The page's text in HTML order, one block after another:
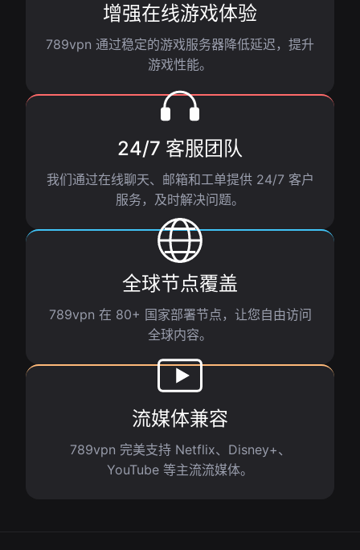
增强在线游戏体验
789vpn 通过稳定的游戏服务器降低延迟，提升
游戏性能。
24/7 客服团队
我们通过在线聊天、邮箱和工单提供 24/7 客户
服务，及时解决问题。
全球节点覆盖
789vpn 在 80+ 国家部署节点，让您自由访问
全球内容。
流媒体兼容
789vpn 完美支持 Netflix、Disney+、
YouTube 等主流流媒体。